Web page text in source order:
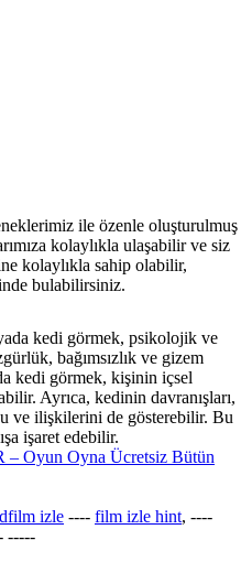
ile özenle oluşturulmuş
kolaylıkla ulaşabilir ve siz
kolaylıkla sahip olabilir,
bulabilirsiniz.
kedi görmek​, psikolojik ve
bağımsızlık ve gizem
kedi görmek, kişinin içsel
Ayrıca, kedinin davranışları,
ve ilişkilerini de gösterebilir. Bu
işaret edebilir.
Oyun Oyna Ücretsiz Bütün
izle ---- film izle hint, ----
-----